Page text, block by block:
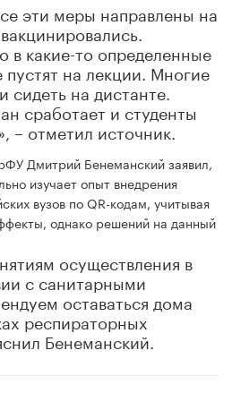
эти меры направлены на
в какие-то определенные
на лекции. Многие
сидеть на дистанте.
сработает и студенты
– отметил источник.
Дмитрий Бенеманский заявил,
изучает опыт внедрения
вузов по QR-кодам, учитывая
однако решений на данный
осуществления в
с санитарными
оставаться дома
респираторных
Бенеманский.